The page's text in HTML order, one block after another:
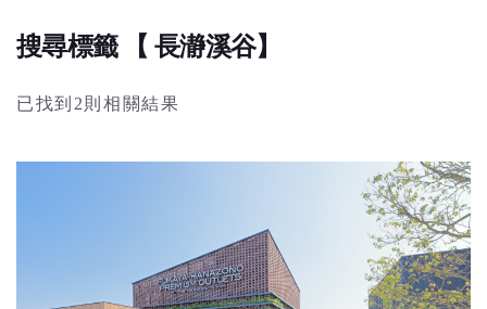
搜尋標籤 【 長瀞溪谷】
已找到2則相關結果